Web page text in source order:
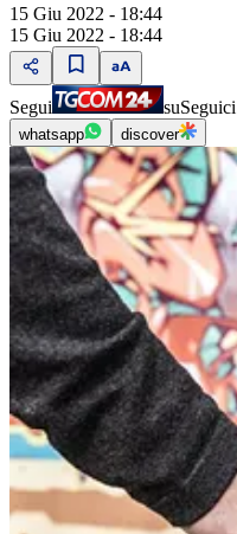
15 Giu 2022 - 18:44
15 Giu 2022 - 18:44
Segui su
whatsapp discover